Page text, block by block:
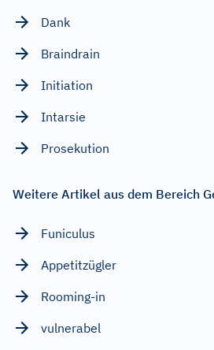
Dank
Braindrain
Initiation
Intarsie
Prosekution
Weitere Artikel aus dem Bereich
Funiculus
Appetitzügler
Rooming-in
vulnerabel